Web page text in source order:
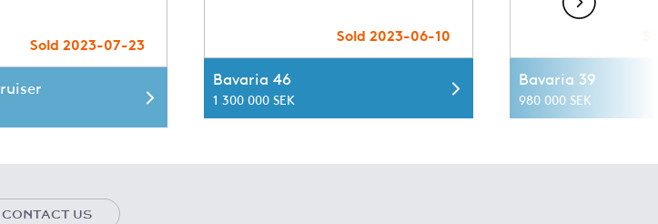
Sold 2023-07-23 Sold 2023-06-10
Bavaria 46
1 300 000 SEK
Bavaria 39
980 000 SEK
CONTACT US